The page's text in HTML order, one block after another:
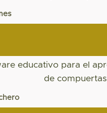
educativo para el
de